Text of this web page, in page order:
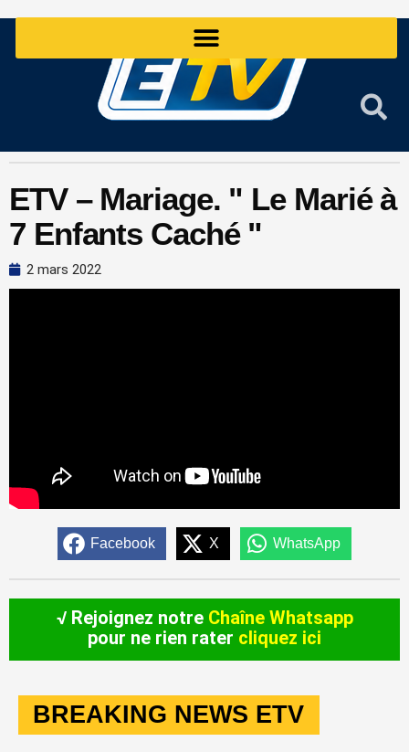
ETV – Mariage. " Le Marié à
7 Enfants Caché "
2 mars 2022
Facebook X WhatsApp
√ Rejoignez notre Chaîne Whatsapp
pour ne rien rater cliquez ici
BREAKING NEWS ETV